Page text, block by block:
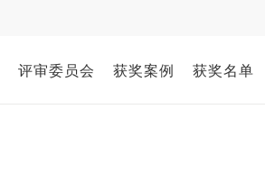
评审委员会 获奖案例 获奖名单